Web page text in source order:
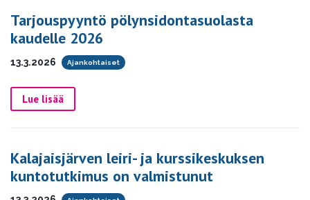
Tarjouspyyntö pölynsidontasuolasta
kaudelle 2026
13.3.2026 Ajankohtaiset
Lue lisää
Kalajaisjärven leiri- ja kurssikeskuksen
kuntotutkimus on valmistunut